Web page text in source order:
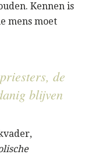
Kennen is
mens moet
de
blijven